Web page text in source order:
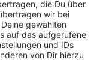
kostenlosen